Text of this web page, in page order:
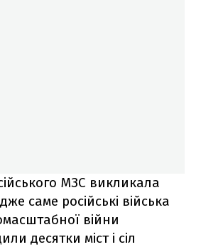
МЗС викликала
саме російські війська
війни
десятки міст і сіл